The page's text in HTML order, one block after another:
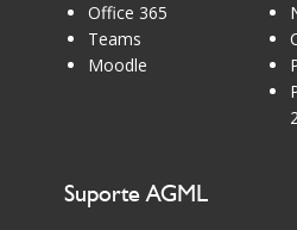
Office 365
Teams
Moodle
Suporte AGML